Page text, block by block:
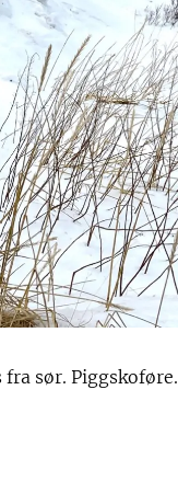
fra sør. Piggskoføre.